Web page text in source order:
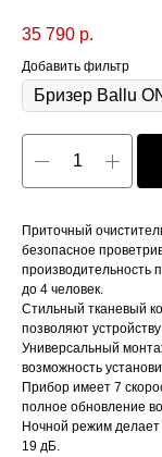
35 790 р.
Добавить фильтр
Приточный
безопасное
производительность
до 4 человек.
Стильный тканевый
позволяют
Универсальный
возможность
Прибор имеет 7
полное обновление
Ночной режим делает
19 дБ.